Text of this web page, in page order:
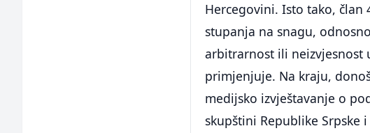
Hercegovini. Isto tako,
stupanja na snagu,
arbitrarnost ili neizvjesnost
primjenjuje. Na kraju,
medijsko izvještavanje o
skupštini Republike Srpske